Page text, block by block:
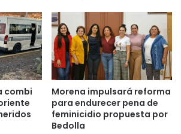
combi
Morena impulsará reforma
para endurecer pena de
feminicidio propuesta por
Bedolla